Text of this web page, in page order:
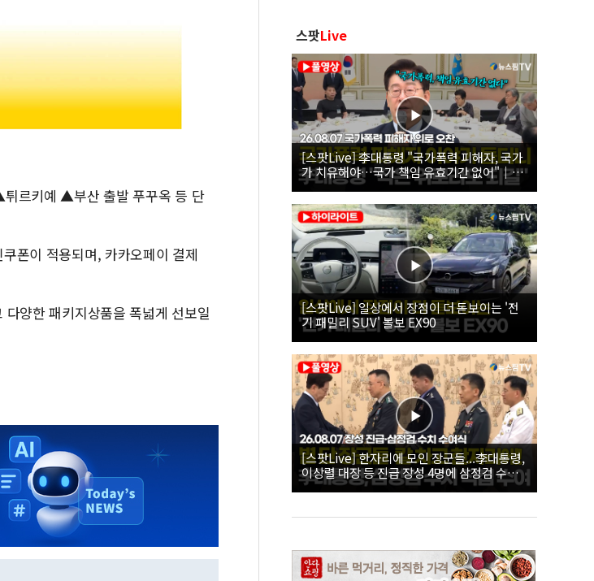
르키예 ▲부산 출발 푸꾸옥 등 단
폰이 적용되며, 카카오페이 결제
양한 패키지상품을 폭넓게 선보일
스팟Live
[스팟Live] 李대통령 "국가폭력 피해자, 국가
가 치유해야…국가 책임 유효기간 없어"｜
26.08.07 국가폭력 피해자 위로 오찬
[스팟Live] 일상에서 장점이 더 돋보이는 '전
기 패밀리 SUV' 볼보 EX90
[스팟Live] 한자리에 모인 장군들...李대통령,
이상렬 대장 등 진급 장성 4명에 삼정검 수치
직접 수여｜26.08.07 장성 진급·삼정검 수치